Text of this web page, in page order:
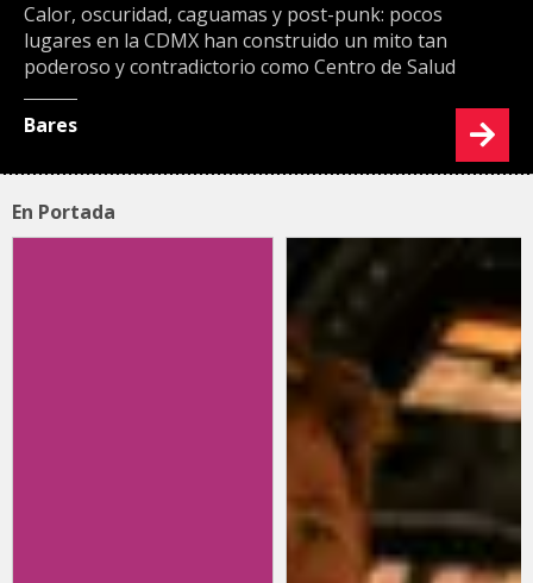
Calor, oscuridad, caguamas y post-punk: pocos
lugares en la CDMX han construido un mito tan
poderoso y contradictorio como Centro de Salud
Bares
En Portada